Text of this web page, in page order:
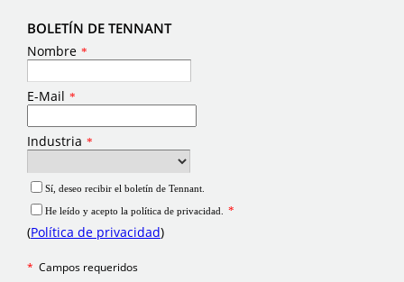
BOLETÍN DE TENNANT